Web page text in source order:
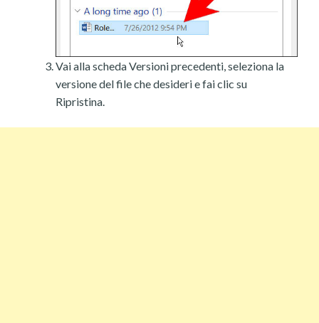
Vai alla scheda Versioni precedenti, seleziona la
versione del file che desideri e fai clic su
Ripristina.